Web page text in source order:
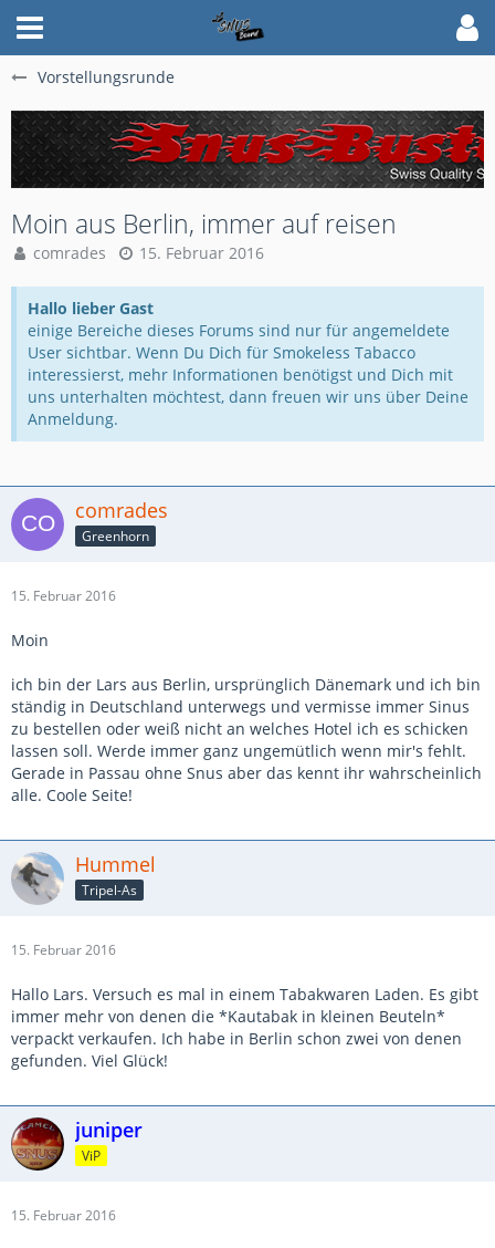
Vorstellungsrunde
Moin aus Berlin, immer auf reisen
comrades 15. Februar 2016
Hallo lieber Gast
einige Bereiche dieses Forums sind nur für angemeldete
User sichtbar. Wenn Du Dich für Smokeless Tabacco
interessierst, mehr Informationen benötigst und Dich mit
uns unterhalten möchtest, dann freuen wir uns über Deine
Anmeldung.
comrades
Greenhorn
15. Februar 2016
Moin
ich bin der Lars aus Berlin, ursprünglich Dänemark und ich bin
ständig in Deutschland unterwegs und vermisse immer Sinus
zu bestellen oder weiß nicht an welches Hotel ich es schicken
lassen soll. Werde immer ganz ungemütlich wenn mir's fehlt.
Gerade in Passau ohne Snus aber das kennt ihr wahrscheinlich
alle. Coole Seite!
Hummel
Tripel-As
15. Februar 2016
Hallo Lars. Versuch es mal in einem Tabakwaren Laden. Es gibt
immer mehr von denen die *Kautabak in kleinen Beuteln*
verpackt verkaufen. Ich habe in Berlin schon zwei von denen
gefunden. Viel Glück!
juniper
ViP
15. Februar 2016